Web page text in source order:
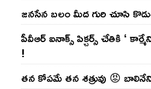
జ‌న‌సేన బ‌లం మీద గురి చూసి
పీవీఆర్ ఐనాక్స్ పిక్చర్స్ చేతికి ‘
!
తన కోపమే తన శత్రువు 😡